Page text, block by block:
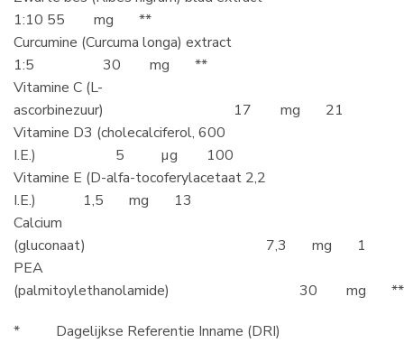
1:10 55 mg **
Curcumine (Curcuma longa) extract
1:5 30 mg **
Vitamine C (L-
ascorbinezuur) 17 mg 21
Vitamine D3 (cholecalciferol, 600
I.E.) 5 µg 100
Vitamine E (D-alfa-tocoferylacetaat 2,2
I.E.) 1,5 mg 13
Calcium
(gluconaat) 7,3 mg 1
PEA
(palmitoylethanolamide) 30 mg **
* Dagelijkse Referentie Inname (DRI)